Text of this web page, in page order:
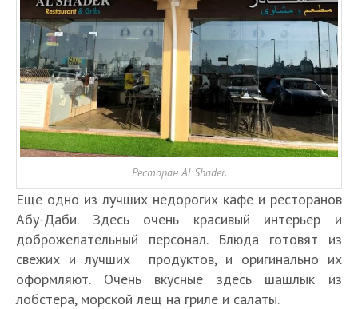
Ресторан Al Shader.
Еще одно из лучших недорогих кафе и ресторанов
Абу-Даби. Здесь очень красивый интерьер и
доброжелательный персонал. Блюда готовят из
свежих и лучших продуктов, и оригинально их
оформляют. Очень вкусные здесь шашлык из
лобстера, морской лещ на гриле и салаты.